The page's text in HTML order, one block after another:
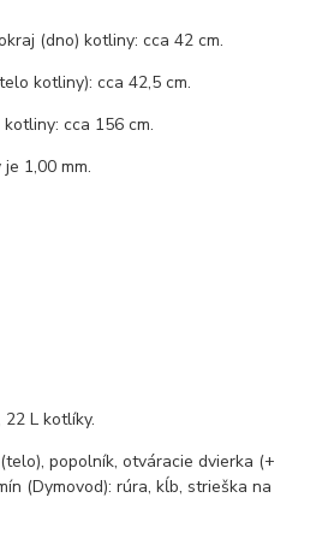
(dno) kotliny: cca 42 cm.
kotliny): cca 42,5 cm.
cca 156 cm.
1,00 mm.
L kotlíky.
popolník, otváracie dvierka (+
(Dymovod): rúra, kĺb, strieška na